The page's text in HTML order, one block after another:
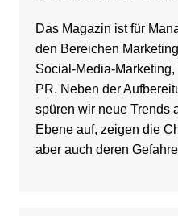
Das Magazin ist für
den Bereichen
Social-Media-
PR. Neben der
spüren wir neue Trends
Ebene auf, zeigen die
aber auch deren